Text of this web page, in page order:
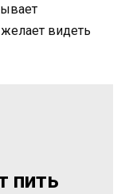
видеть
пить